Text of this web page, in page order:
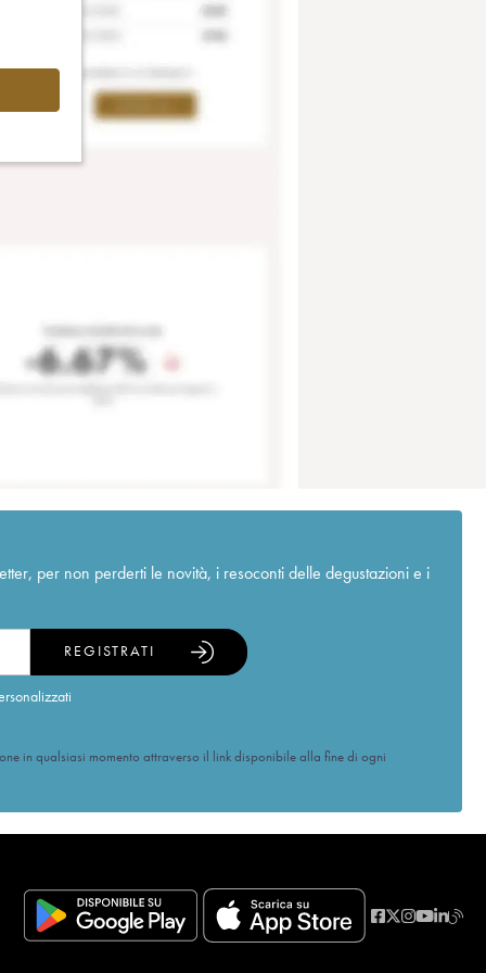
per non perderti le novità, i resoconti delle degustazioni e i
REGISTRATI
in qualsiasi momento attraverso il link disponibile alla fine di ogni